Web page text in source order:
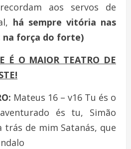
aos servos de
há sempre vitória nas
na força do forte)
É O MAIOR TEATRO DE
Mateus 16 – v16 Tu és o
és tu, Simão
trás de mim Satanás, que